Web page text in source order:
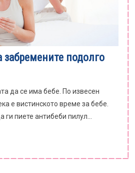
забремените подолго
да се има бебе. По извесен
е вистинското време за бебе.
ги пиете антибеби пилул...